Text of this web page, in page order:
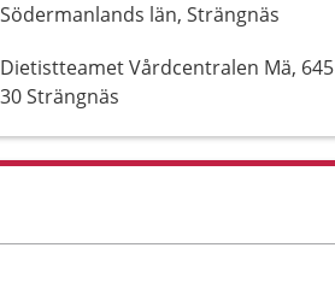
Södermanlands län, Strängnäs
Dietistteamet Vårdcentralen Mä, 645
30 Strängnäs